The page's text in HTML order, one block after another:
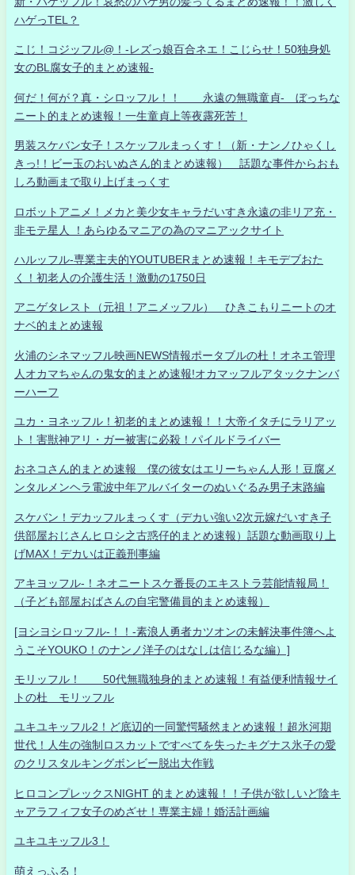
ハゲっTEL？
こじ！コジッフル@！-レズっ娘百合ネエ！こじらせ！50独身処
女のBL腐女子的まとめ速報-
何だ！何が？真・シロッフル！！ 永遠の無職童貞- ぼっちな
ニート的まとめ速報！一生童貞上等夜露死苦！
男装スケバン女子！スケッフルまっくす！（新・ナンノひゃくし
きっ!！ビー玉のおいぬさん的まとめ速報） 話題な事件からおも
しろ動画まで取り上げまっくす
ロボットアニメ！メカと美少女キャラだいすき永遠の非リア充・
非モテ星人 ！あらゆるマニアの為のマニアックサイト
ハルッフル-専業主夫的YOUTUBERまとめ速報！キモデブおた
く！初老人の介護生活！激動の1750日
アニゲタレスト（元祖！アニメッフル） ひきこもりニートのオ
ナベ的まとめ速報
火浦のシネマッフル映画NEWS情報ポータブルの杜！オネエ管理
人オカマちゃんの鬼女的まとめ速報!オカマッフルアタックナンバ
ーハーフ
ユカ・ヨネッフル！初老的まとめ速報！！大帝イタチにラリアッ
ト！害獣神アリ・ガー被害に必殺！パイルドライバー
おネコさん的まとめ速報 僕の彼女はエリーちゃん人形！豆腐メ
ンタルメンヘラ電波中年アルバイターのぬいぐるみ男子末路編
スケバン！デカッフルまっくす（デカい強い2次元嫁だいすき子
供部屋おじさんヒロシ之古惑仔的まとめ速報）話題な動画取り上
げMAX！デカいは正義刑事編
アキヨッフル-！ネオニートスケ番長のエキストラ芸能情報局！
（子ども部屋おばさんの自宅警備員的まとめ速報）
[ヨシヨシロッフル-！！-素浪人勇者カツオンの未解決事件簿へよ
うこそYOUKO！のナンノ洋子のはなしは信じるな編）]
モリッフル！ 50代無職独身的まとめ速報！有益便利情報サイ
トの杜 モリッフル
ユキユキッフル2！ど底辺的一同驚愕騒然まとめ速報！超氷河期
世代！人生の強制ロスカットですべてを失ったキグナス氷子の愛
のクリスタルキングボンビー脱出大作戦
ヒロコンプレックスNIGHT 的まとめ速報！！子供が欲しいど陰キ
ャアラフィフ女子のめざせ！専業主婦！婚活計画編
ユキユキッフル3！
萌えっふる！